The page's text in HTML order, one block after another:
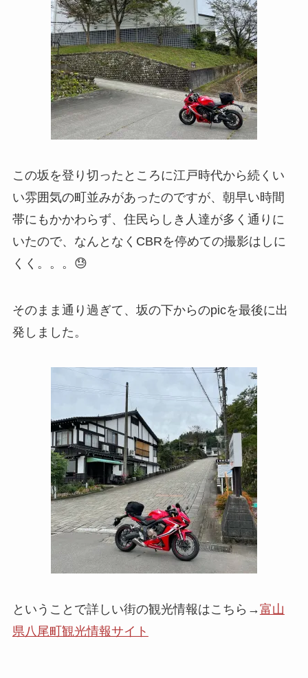
この坂を登り切ったところに江戸時代から続くい
い雰囲気の町並みがあったのですが、朝早い時間
帯にもかかわらず、住民らしき人達が多く通りに
いたので、なんとなくCBRを停めての撮影はしに
くく。。。😓
そのまま通り過ぎて、坂の下からのpicを最後に出
発しました。
ということで詳しい街の観光情報はこちら→富山
県八尾町観光情報サイト